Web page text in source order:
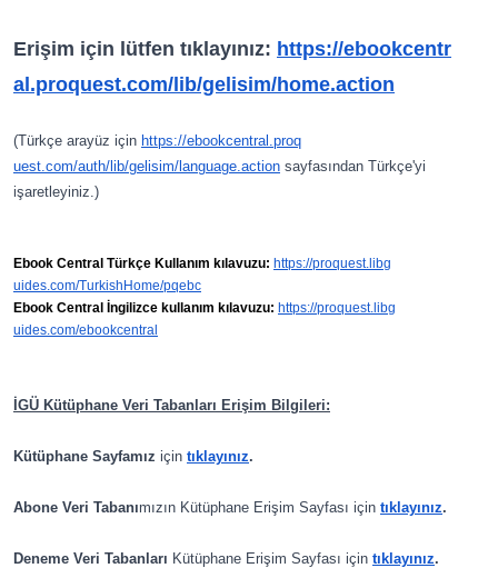
Erişim için lütfen tıklayınız: https://ebookcentr
al.proquest.com/lib/gelisim/home.action
(Türkçe arayüz için https://ebookcentral.proq
uest.com/auth/lib/gelisim/language.action sayfasından Türkçe'yi
işaretleyiniz.)
Ebook Central Türkçe Kullanım kılavuzu: https://proquest.libg
uides.com/TurkishHome/pqebc
Ebook Central İngilizce kullanım kılavuzu: https://proquest.libg
uides.com/ebookcentral
İGÜ Kütüphane Veri Tabanları Erişim Bilgileri:
Kütüphane Sayfamız için tıklayınız.
Abone Veri Tabanımızın Kütüphane Erişim Sayfası için tıklayınız.
Deneme Veri Tabanları Kütüphane Erişim Sayfası için tıklayınız.